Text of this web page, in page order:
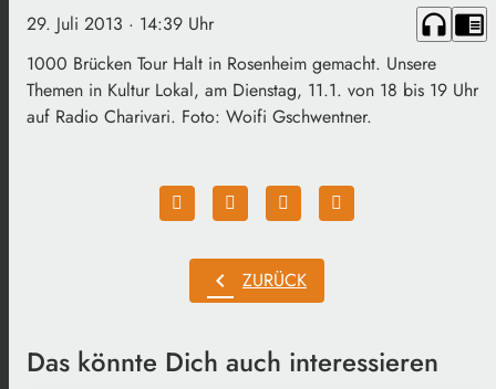
29. Juli 2013 · 14:39 Uhr headphones chrome_reader_mode
1000 Brücken Tour Halt in Rosenheim gemacht. Unsere
Themen in Kultur Lokal, am Dienstag, 11.1. von 18 bis 19 Uhr
auf Radio Charivari. Foto: Woifi Gschwentner.
chevron_left ZURÜCK
Das könnte Dich auch interessieren